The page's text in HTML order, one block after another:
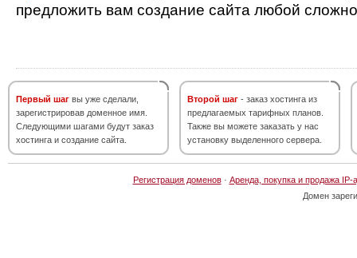
предложить вам создание сайта любой
Первый шаг вы уже сделали,
зарегистрировав доменное имя.
Следующими шагами будут заказ
хостинга и создание сайта.
Второй шаг - заказ хостинга из
предлагаемых тарифных планов.
Также вы можете заказать у нас
установку выделенного сервера.
Регистрация доменов· Аренда, покупка и продажа IP-
Домен